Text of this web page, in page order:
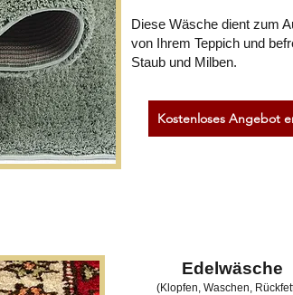
Diese Wäsche dient zum
von Ihrem Teppich und
Staub und Milben.
Edelwäsche
(Klopfen, Waschen,